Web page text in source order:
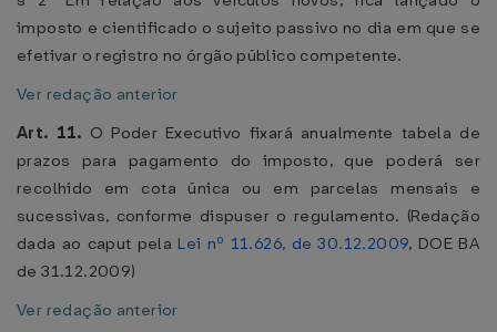
imposto e cientificado o sujeito passivo no dia em que se
efetivar o registro no órgão público competente.
Ver redação anterior
Art. 11. O Poder Executivo fixará anualmente tabela de
prazos para pagamento do imposto, que poderá ser
recolhido em cota única ou em parcelas mensais e
sucessivas, conforme dispuser o regulamento. (Redação
dada ao caput pela Lei nº 11.626, de 30.12.2009, DOE BA
de 31.12.2009)
Ver redação anterior